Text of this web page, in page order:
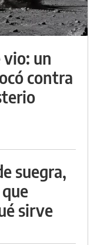
vio: un
contra
suegra,
sirve